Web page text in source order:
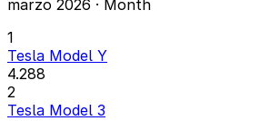
marzo 2026 · Month
1
Tesla Model Y
4.288
2
Tesla Model 3